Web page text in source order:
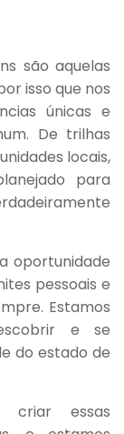
são aquelas
isso que nos
únicas e
De trilhas
locais,
para
oportunidade
pessoais e
Estamos
e se
do estado de
criar essas